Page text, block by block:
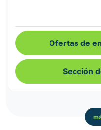
Ofertas de
Sección